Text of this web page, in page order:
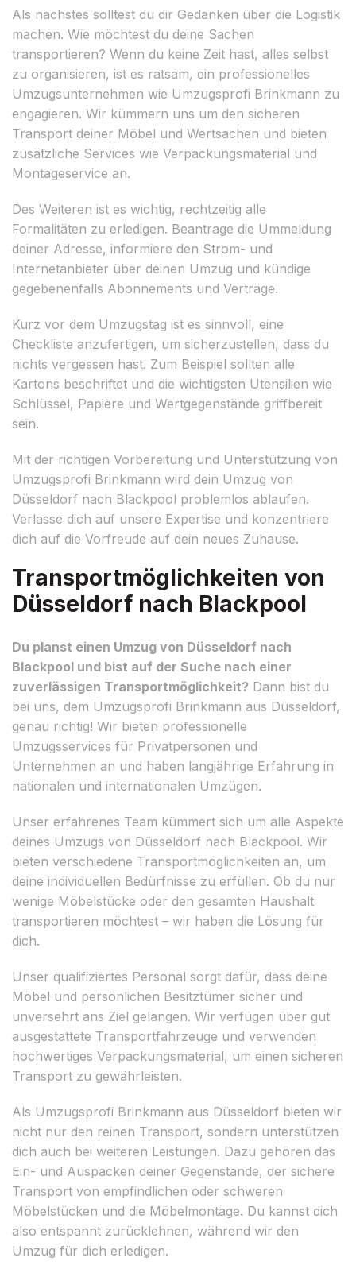
Als nächstes solltest du dir Gedanken über die Logistik
machen. Wie möchtest du deine Sachen
transportieren? Wenn du keine Zeit hast, alles selbst
zu organisieren, ist es ratsam, ein professionelles
Umzugsunternehmen wie Umzugsprofi Brinkmann zu
engagieren. Wir kümmern uns um den sicheren
Transport deiner Möbel und Wertsachen und bieten
zusätzliche Services wie Verpackungsmaterial und
Montageservice an.
Des Weiteren ist es wichtig, rechtzeitig alle
Formalitäten zu erledigen. Beantrage die Ummeldung
deiner Adresse, informiere den Strom- und
Internetanbieter über deinen Umzug und kündige
gegebenenfalls Abonnements und Verträge.
Kurz vor dem Umzugstag ist es sinnvoll, eine
Checkliste anzufertigen, um sicherzustellen, dass du
nichts vergessen hast. Zum Beispiel sollten alle
Kartons beschriftet und die wichtigsten Utensilien wie
Schlüssel, Papiere und Wertgegenstände griffbereit
sein.
Mit der richtigen Vorbereitung und Unterstützung von
Umzugsprofi Brinkmann wird dein Umzug von
Düsseldorf nach Blackpool problemlos ablaufen.
Verlasse dich auf unsere Expertise und konzentriere
dich auf die Vorfreude auf dein neues Zuhause.
Transportmöglichkeiten von
Düsseldorf nach Blackpool
Du planst einen Umzug von Düsseldorf nach
Blackpool und bist auf der Suche nach einer
zuverlässigen Transportmöglichkeit? Dann bist du
bei uns, dem Umzugsprofi Brinkmann aus Düsseldorf,
genau richtig! Wir bieten professionelle
Umzugsservices für Privatpersonen und
Unternehmen an und haben langjährige Erfahrung in
nationalen und internationalen Umzügen.
Unser erfahrenes Team kümmert sich um alle Aspekte
deines Umzugs von Düsseldorf nach Blackpool. Wir
bieten verschiedene Transportmöglichkeiten an, um
deine individuellen Bedürfnisse zu erfüllen. Ob du nur
wenige Möbelstücke oder den gesamten Haushalt
transportieren möchtest – wir haben die Lösung für
dich.
Unser qualifiziertes Personal sorgt dafür, dass deine
Möbel und persönlichen Besitztümer sicher und
unversehrt ans Ziel gelangen. Wir verfügen über gut
ausgestattete Transportfahrzeuge und verwenden
hochwertiges Verpackungsmaterial, um einen sicheren
Transport zu gewährleisten.
Als Umzugsprofi Brinkmann aus Düsseldorf bieten wir
nicht nur den reinen Transport, sondern unterstützen
dich auch bei weiteren Leistungen. Dazu gehören das
Ein- und Auspacken deiner Gegenstände, der sichere
Transport von empfindlichen oder schweren
Möbelstücken und die Möbelmontage. Du kannst dich
also entspannt zurücklehnen, während wir den
Umzug für dich erledigen.